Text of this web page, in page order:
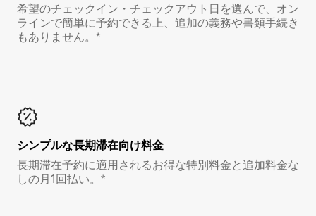
希望のチェックイン・チェックアウト日を選んで、オン
ラインで簡単に予約できる上、追加の義務や書類手続き
もありません。*
シンプルな長期滞在向け料金
長期滞在予約に適用されるお得な特別料金と追加料金な
しの月1回払い。*